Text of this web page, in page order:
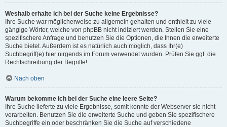
Weshalb erhalte ich bei der Suche keine Ergebnisse?
Ihre Suche war möglicherweise zu allgemein gehalten und enthielt zu viele
gängige Wörter, welche von phpBB nicht indiziert werden. Stellen Sie eine
spezifischere Anfrage und benutzen Sie die Optionen, die Ihnen die erweiterte
Suche bietet. Außerdem ist es natürlich auch möglich, dass Ihr(e)
Suchbegriff(e) hier nirgends im Forum verwendet wurden. Prüfen Sie ggf. die
Rechtschreibung der Begriffe!
Nach oben
Warum bekomme ich bei der Suche eine leere Seite?
Ihre Suche lieferte zu viele Ergebnisse, somit konnte der Webserver sie nicht
verarbeiten. Benutzen Sie die erweiterte Suche und geben Sie spezifischere
Suchbegriffe ein oder beschränken Sie die Suche auf verschiedene